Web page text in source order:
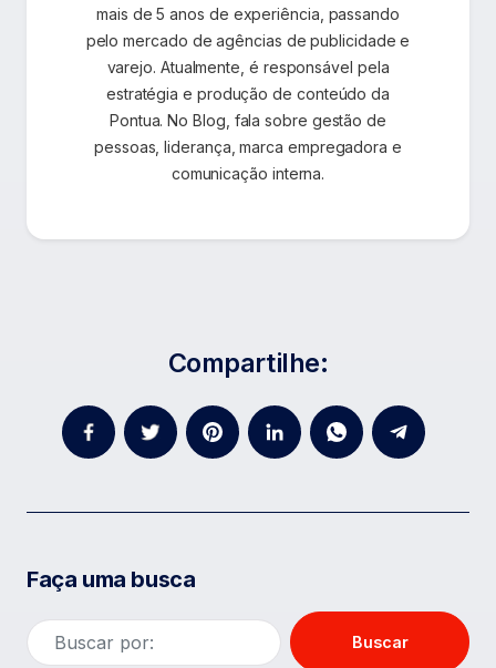
mais de 5 anos de experiência, passando
pelo mercado de agências de publicidade e
varejo. Atualmente, é responsável pela
estratégia e produção de conteúdo da
Pontua. No Blog, fala sobre gestão de
pessoas, liderança, marca empregadora e
comunicação interna.
Compartilhe:
Faça uma busca
Buscar